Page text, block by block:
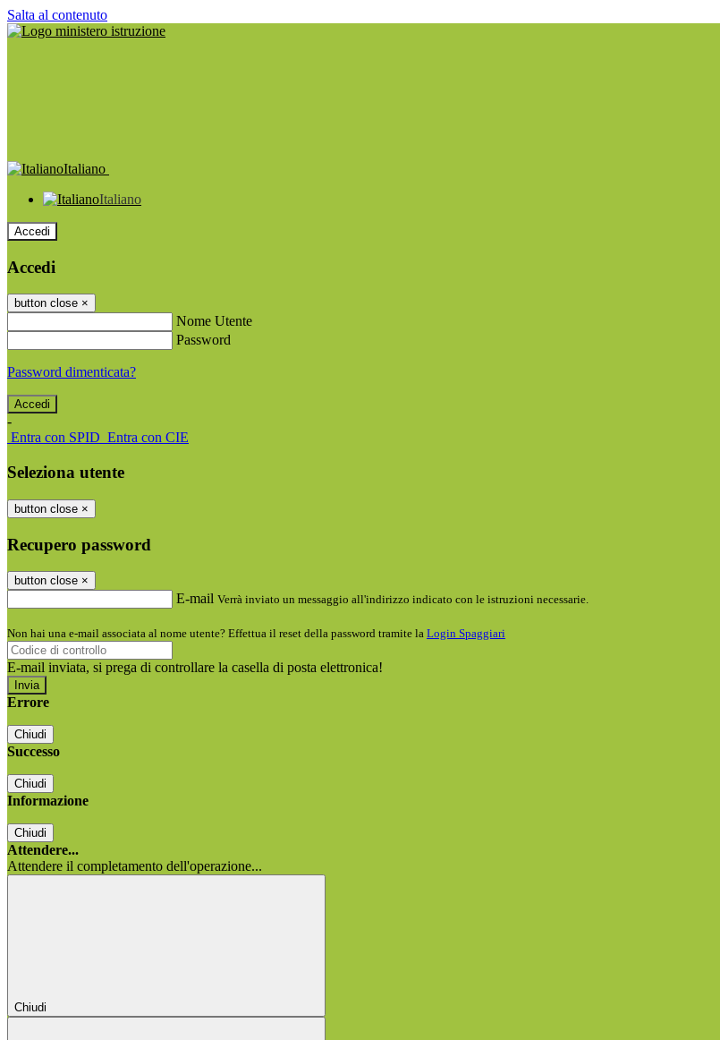
Salta al contenuto
Italiano
Italiano
Accedi
Accedi
button close ×
Nome Utente
Password
Password dimenticata?
-
Entra con SPID Entra con CIE
Seleziona utente
button close ×
Recupero password
button close ×
E-mail Verrà inviato un messaggio all'indirizzo indicato con le istruzioni necessarie.
Non hai una e-mail associata al nome utente? Effettua il reset della password tramite la Login Spaggiari
E-mail inviata, si prega di controllare la casella di posta elettronica!
Errore
Chiudi
Successo
Chiudi
Informazione
Chiudi
Attendere...
Attendere il completamento dell'operazione...
Chiudi